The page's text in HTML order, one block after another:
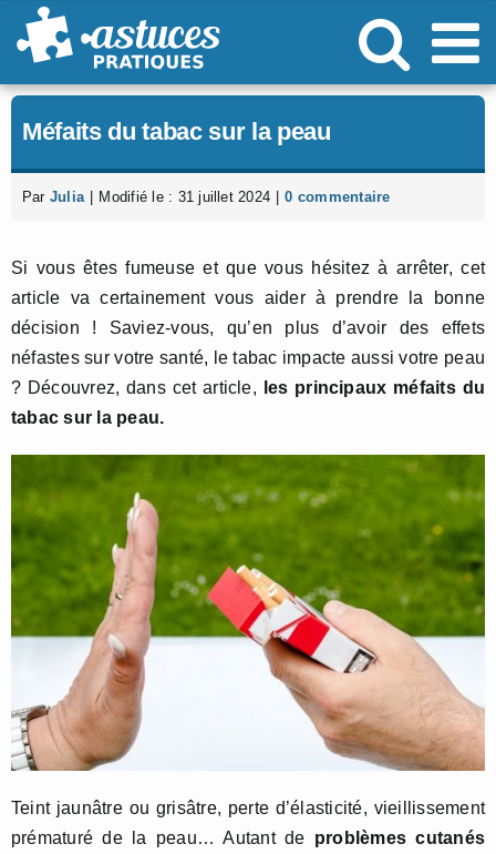
Passer
au
Méfaits du tabac sur la peau
Par Julia Modifié le : 31 juillet 2024 0 commentaire
Si vous êtes fumeuse et que vous hésitez à arrêter, cet
article va certainement vous aider à prendre la bonne
décision ! Saviez-vous, qu’en plus d’avoir des effets
néfastes sur votre santé, le tabac impacte aussi votre peau
? Découvrez, dans cet article,
les principaux méfaits du
tabac sur la peau.
Teint jaunâtre ou grisâtre, perte d’élasticité, vieillissement
prématuré de la peau… Autant de problèmes cutanés